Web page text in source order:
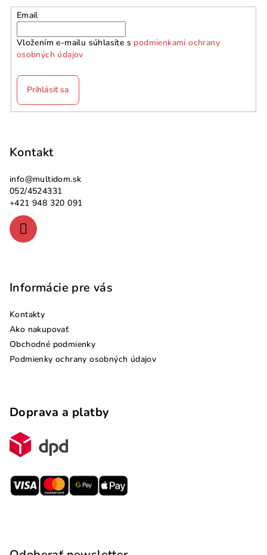
Email
Vložením e-mailu súhlasíte s podmienkami ochrany
osobných údajov
Prihlásiť sa
Kontakt
info@multidom.sk
052/4524331
+421 948 320 091
Informácie pre vás
Kontakty
Ako nakupovať
Obchodné podmienky
Podmienky ochrany osobných údajov
Doprava a platby